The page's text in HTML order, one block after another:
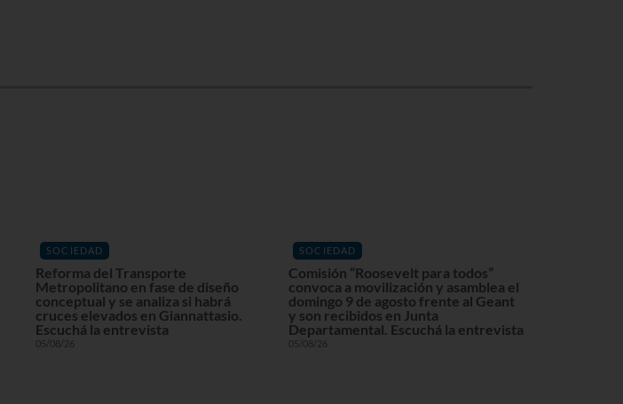
SOCIEDAD
Reforma del Transporte
Metropolitano en fase de diseño
conceptual y se analiza si habrá
cruces elevados en Giannattasio.
Escuchá la entrevista
05/08/26
SOCIEDAD
Comisión “Roosevelt para todos”
convoca a movilización y asamblea el
domingo 9 de agosto frente al Geant
y son recibidos en Junta
Departamental. Escuchá la entrevista
05/08/26